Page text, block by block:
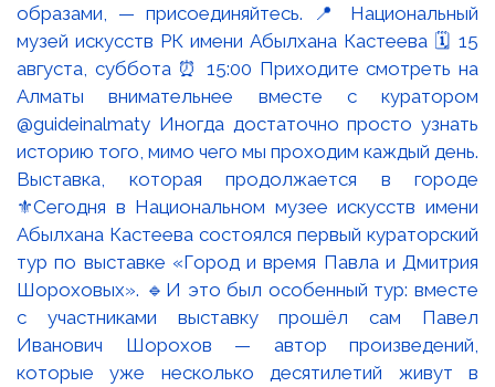
Выставка, которая продолжается в городе
⚜️Сегодня в Национальном музее искусств имени
Абылхана Кастеева состоялся первый кураторский
тур по выставке «Город и время Павла и Дмитрия
Шороховых». 🔹И это был особенный тур: вместе
с участниками выставку прошёл сам Павел
Иванович Шорохов — автор произведений,
которые уже несколько десятилетий живут в